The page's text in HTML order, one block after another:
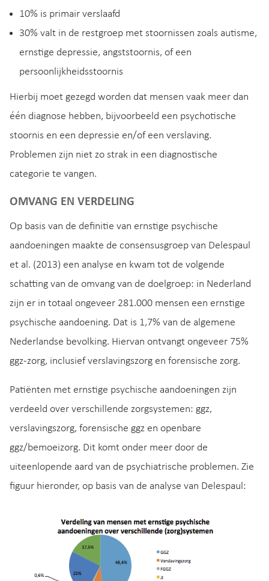
10% is primair verslaafd
30% valt in de restgroep met stoornissen zoals autisme,
ernstige depressie, angststoornis, of een
persoonlijkheidsstoornis
Hierbij moet gezegd worden dat mensen vaak meer dan
één diagnose hebben, bijvoorbeeld een psychotische
stoornis en een depressie en/of een verslaving.
Problemen zijn niet zo strak in een diagnostische
categorie te vangen.
OMVANG EN VERDELING
Op basis van de definitie van ernstige psychische
aandoeningen maakte de consensusgroep van Delespaul
et al. (2013) een analyse en kwam tot de volgende
schatting van de omvang van de doelgroep: in Nederland
zijn er in totaal ongeveer 281.000 mensen een ernstige
psychische aandoening. Dat is 1,7% van de algemene
Nederlandse bevolking. Hiervan ontvangt ongeveer 75%
ggz-zorg, inclusief verslavingszorg en forensische zorg.
Patiënten met ernstige psychische aandoeningen zijn
verdeeld over verschillende zorgsystemen: ggz,
verslavingszorg, forensische ggz en openbare
ggz/bemoeizorg. Dit komt onder meer door de
uiteenlopende aard van de psychiatrische problemen. Zie
figuur hieronder, op basis van de analyse van Delespaul: